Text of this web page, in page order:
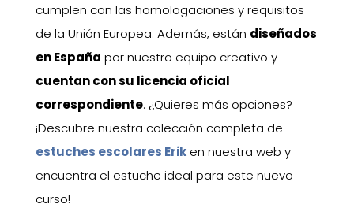
cumplen con las homologaciones y requisitos
de la Unión Europea. Además, están diseñados
en España por nuestro equipo creativo y
cuentan con su licencia oficial
correspondiente. ¿Quieres más opciones?
¡Descubre nuestra colección completa de
estuches escolares Eriken nuestra web y
encuentra el estuche ideal para este nuevo
curso!